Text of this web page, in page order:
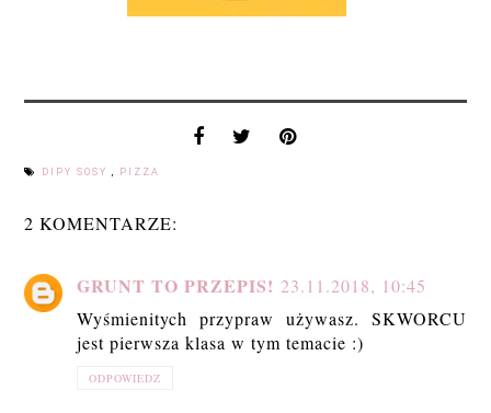
DIPY SOSY, PIZZA
2 KOMENTARZE:
GRUNT TO PRZEPIS! 23.11.2018, 10:45
Wyśmienitych przypraw używasz. SKWORCU
jest pierwsza klasa w tym temacie :)
ODPOWIEDZ